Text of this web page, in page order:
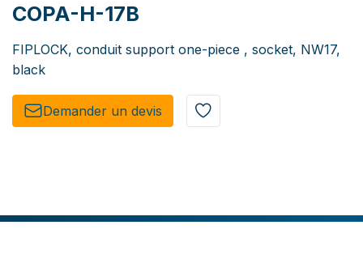
COPA-H-17B
FIPLOCK, conduit support one-piece , socket, NW17,
black
Demander un de​​vis​​